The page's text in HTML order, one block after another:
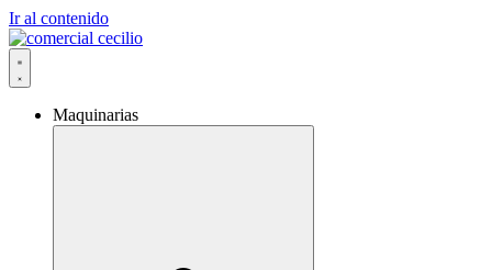
Ir al contenido
Maquinarias